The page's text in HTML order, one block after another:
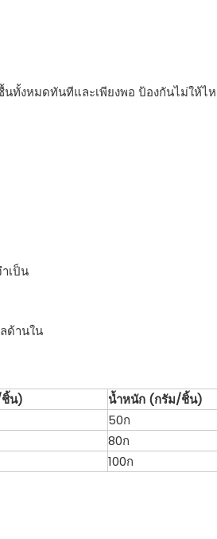
ทั้งหมดทันทีและเพียงพอ ป้องกันไม่ให้ไ
เป็น
ด้านใน
ชิ้น) น้ำหนัก (กรัม/ชิ้น)
50ก
80ก
100ก